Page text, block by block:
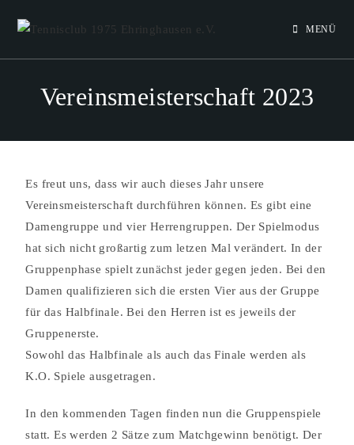
MENÜ
Vereinsmeisterschaft 2023
Es freut uns, dass wir auch dieses Jahr unsere
Vereinsmeisterschaft durchführen können. Es gibt eine
Damengruppe und vier Herrengruppen. Der Spielmodus
hat sich nicht großartig zum letzen Mal verändert. In der
Gruppenphase spielt zunächst jeder gegen jeden. Bei den
Damen qualifizieren sich die ersten Vier aus der Gruppe
für das Halbfinale. Bei den Herren ist es jeweils der
Gruppenerste.
Sowohl das Halbfinale als auch das Finale werden als
K.O. Spiele ausgetragen.
In den kommenden Tagen finden nun die Gruppenspiele
statt. Es werden 2 Sätze zum Matchgewinn benötigt. Der